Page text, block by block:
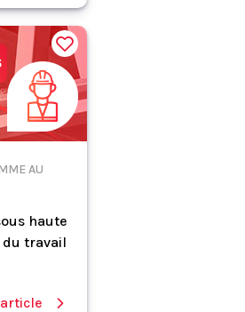
AU
haute
travail